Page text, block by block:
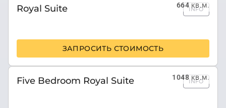
664кв.м.
Royal Suite INFO
ЗАПРОСИТЬ СТОИМОСТЬ
1048кв.м.
Five Bedroom Royal Suite INFO